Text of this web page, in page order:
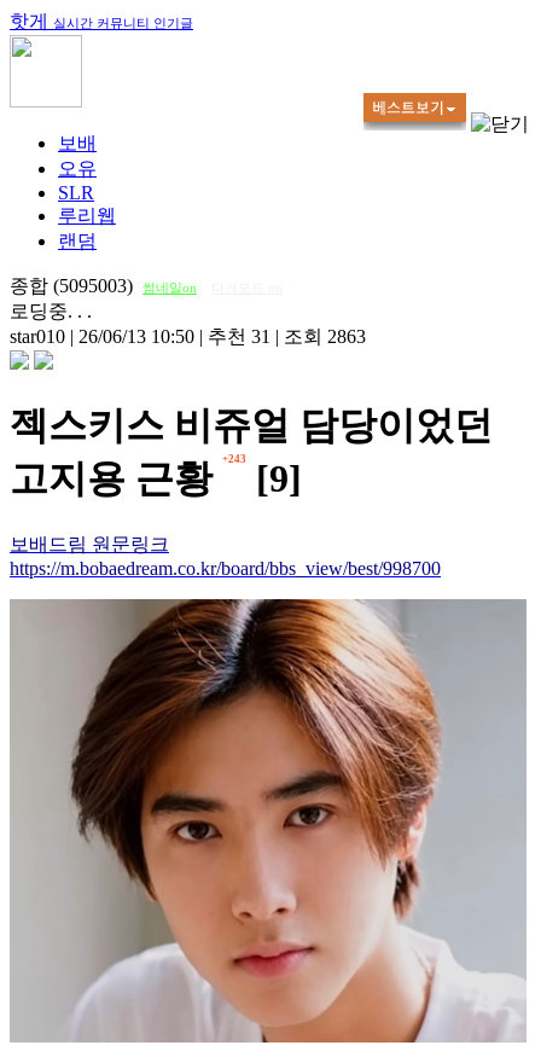
핫게 실시간 커뮤니티 인기글
보배
오유
SLR
루리웹
랜덤
종합 (5095003) 썸네일on
로딩중. . .
star010 | 26/06/13 10:50 | 추천 31 | 조회 2863
젝스키스 비쥬얼 담당이었던
고지용 근황
+243 [9]
보배드림 원문링크
https://m.bobaedream.co.kr/board/bbs_view/best/998700